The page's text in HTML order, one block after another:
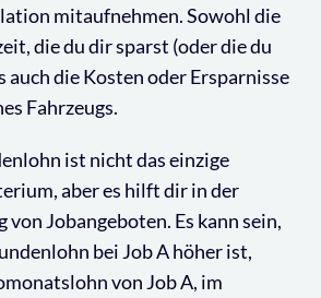
mitaufnehmen. Sowohl die
die du dir sparst (oder die du
auch die Kosten oder Ersparnisse
Fahrzeugs.
ist nicht das einzige
aber es hilft dir in der
Jobangeboten. Es kann sein,
bei Job A höher ist,
von Job A, im